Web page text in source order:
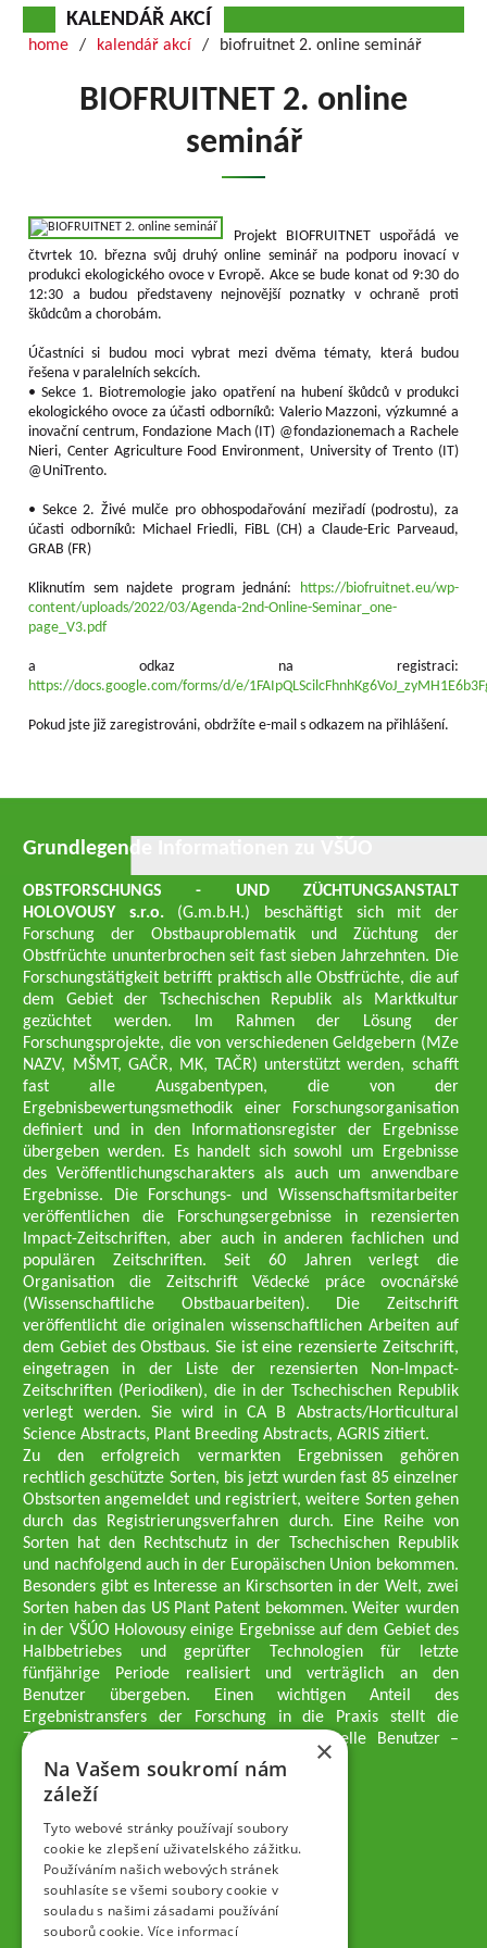
KALENDÁŘ AKCÍ
home kalendář akcí biofruitnet 2. online seminář
BIOFRUITNET 2. online
seminář
Projekt BIOFRUITNET uspořádá ve
čtvrtek 10. března svůj druhý online seminář na podporu inovací v
produkci ekologického ovoce v Evropě. Akce se bude konat od 9:30 do
12:30 a budou představeny nejnovější poznatky v ochraně proti
škůdcům a chorobám.
Účastníci si budou moci vybrat mezi dvěma tématy, která budou
řešena v paralelních sekcích.
• Sekce 1. Biotremologie jako opatření na hubení škůdců v produkci
ekologického ovoce za účasti odborníků: Valerio Mazzoni, výzkumné a
inovační centrum, Fondazione Mach (IT) @fondazionemach a Rachele
Nieri, Center Agriculture Food Environment, University of Trento (IT)
@UniTrento.
• Sekce 2. Živé mulče pro obhospodařování meziřadí (podrostu), za
účasti odborníků: Michael Friedli, FiBL (CH) a Claude-Eric Parveaud,
GRAB (FR)
Kliknutím sem najdete program jednání: https://biofruitnet.eu/wp-
content/uploads/2022/03/Agenda-2nd-Online-Seminar_one-
page_V3.pdf
a odkaz na registraci:
https://docs.google.com/forms/d/e/
Pokud jste již zaregistrováni, obdržíte e-mail s odkazem na přihlášení.
Grundlegende Informationen zu VŠÚO
OBSTFORSCHUNGS - UND ZÜCHTUNGSANSTALT
HOLOVOUSY s.r.o. (G.m.b.H.) beschäftigt sich mit der
Forschung der Obstbauproblematik und Züchtung der
Obstfrüchte ununterbrochen seit fast sieben Jahrzehnten. Die
Forschungstätigkeit betrifft praktisch alle Obstfrüchte, die auf
dem Gebiet der Tschechischen Republik als Marktkultur
gezüchtet werden. Im Rahmen der Lösung der
Forschungsprojekte, die von verschiedenen Geldgebern (MZe
NAZV, MŠMT, GAČR, MK, TAČR) unterstützt werden, schafft
fast alle Ausgabentypen, die von der
Ergebnisbewertungsmethodik einer Forschungsorganisation
definiert und in den Informationsregister der Ergebnisse
übergeben werden. Es handelt sich sowohl um Ergebnisse
des Veröffentlichungscharakters als auch um anwendbare
Ergebnisse. Die Forschungs- und Wissenschaftsmitarbeiter
veröffentlichen die Forschungsergebnisse in rezensierten
Impact-Zeitschriften, aber auch in anderen fachlichen und
populären Zeitschriften. Seit 60 Jahren verlegt die
Organisation die Zeitschrift Vědecké práce ovocnářské
(Wissenschaftliche Obstbauarbeiten). Die Zeitschrift
veröffentlicht die originalen wissenschaftlichen Arbeiten auf
dem Gebiet des Obstbaus. Sie ist eine rezensierte Zeitschrift,
eingetragen in der Liste der rezensierten Non-Impact-
Zeitschriften (Periodiken), die in der Tschechischen Republik
verlegt werden. Sie wird in CA B Abstracts/Horticultural
Science Abstracts, Plant Breeding Abstracts, AGRIS zitiert.
Zu den erfolgreich vermarkten Ergebnissen gehören
rechtlich geschützte Sorten, bis jetzt wurden fast 85 einzelner
Obstsorten angemeldet und registriert, weitere Sorten gehen
durch das Registrierungsverfahren durch. Eine Reihe von
Sorten hat den Rechtschutz in der Tschechischen Republik
und nachfolgend auch in der Europäischen Union bekommen.
Besonders gibt es Interesse an Kirschsorten in der Welt, zwei
Sorten haben das US Plant Patent bekommen. Weiter wurden
in der VŠÚO Holovousy einige Ergebnisse auf dem Gebiet des
Halbbetriebes und geprüfter Technologien für letzte
fünfjährige Periode realisiert und verträglich an den
Benutzer übergeben. Einen wichtigen Anteil des
Ergebnistransfers der Forschung in die Praxis stellt die
Züchtungsmethodik dar, die an professionelle Benutzer –
professionelle Obstzüchter übergeben wird.
Geschäftsführer der Gesellschaft
Dipl.-Ing. Tomáš Zmeškal
Dipl.-Ing. Jaroslav Vácha
Gesellschafter
Dipl.-Ing. Jan Blažek, CS c.
Dipl.-Ing. Josef Kosina, CS c.
Dipl.-Ing. Václav Ludvík
×
Na Vašem soukromí nám
záleží
Tyto webové stránky používají soubory
cookie ke zlepšení uživatelského zážitku.
Používáním našich webových stránek
souhlasíte se všemi soubory cookie v
souladu s našimi zásadami používání
souborů cookie. Více informací